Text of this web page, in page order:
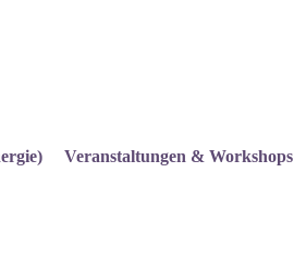
Veranstaltungen & Workshops